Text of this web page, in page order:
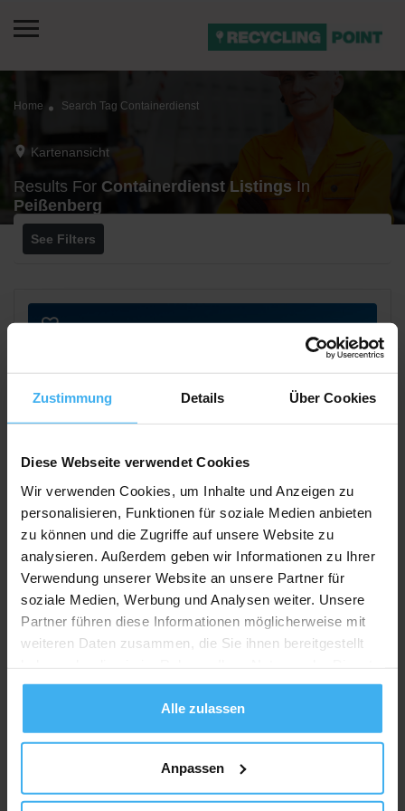
Zustimmung Details Über Cookies
Diese Webseite verwendet Cookies
Wir verwenden Cookies, um Inhalte und Anzeigen zu
personalisieren, Funktionen für soziale Medien anbieten
zu können und die Zugriffe auf unsere Website zu
analysieren. Außerdem geben wir Informationen zu Ihrer
Verwendung unserer Website an unsere Partner für
soziale Medien, Werbung und Analysen weiter. Unsere
Partner führen diese Informationen möglicherweise mit
weiteren Daten zusammen, die Sie ihnen bereitgestellt
gesammelt haben.
Alle zulassen
Anpassen
Home Search Tag Containerdienst
Kartenansicht
Results For Containerdienst Listings In
Peißenberg
See Filters